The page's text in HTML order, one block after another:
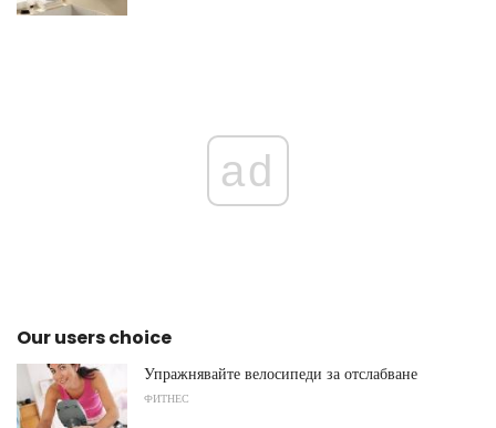
ad
Our users choice
Упражнявайте велосипеди за отслабване
ФИТНЕС